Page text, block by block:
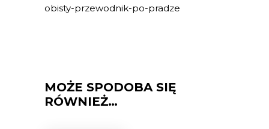
obisty-przewodnik-po-pradze
MOŻE SPODOBA SIĘ
RÓWNIEŻ…